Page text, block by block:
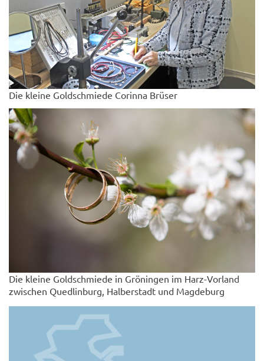
Die kleine Goldschmiede Corinna Brüser
Die kleine Goldschmiede in Gröningen im Harz-Vorland
zwischen Quedlinburg, Halberstadt und Magdeburg